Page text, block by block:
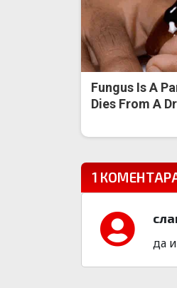
Fungus Is A
Dies From A
1
да